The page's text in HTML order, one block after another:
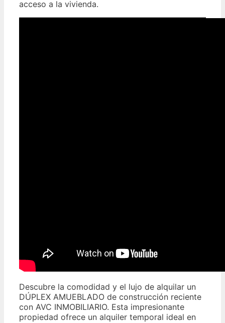
acceso a la vivienda.
Descubre la comodidad y el lujo de alquilar un
DÚPLEX AMUEBLADO de construcción reciente
con AVC INMOBILIARIO. Esta impresionante
propiedad ofrece un alquiler temporal ideal en